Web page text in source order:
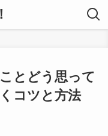
とどう思って
コツと方法